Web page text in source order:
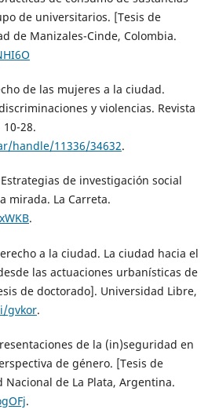
de universitarios. [Tesis de
de Manizales-Cinde, Colombia.
de las mujeres a la ciudad.
y violencias. Revista
28.
handle/11336/34632.
de investigación social
mirada. La Carreta.
.
a la ciudad. La ciudad hacia el
las actuaciones urbanísticas de
de doctorado]. Universidad Libre,
gvkor.
de la (in)seguridad en
de género. [Tesis de
de La Plata, Argentina.
.